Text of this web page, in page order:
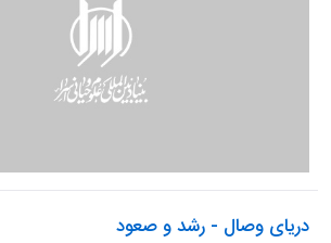
دریای وصال - رشد و صعود